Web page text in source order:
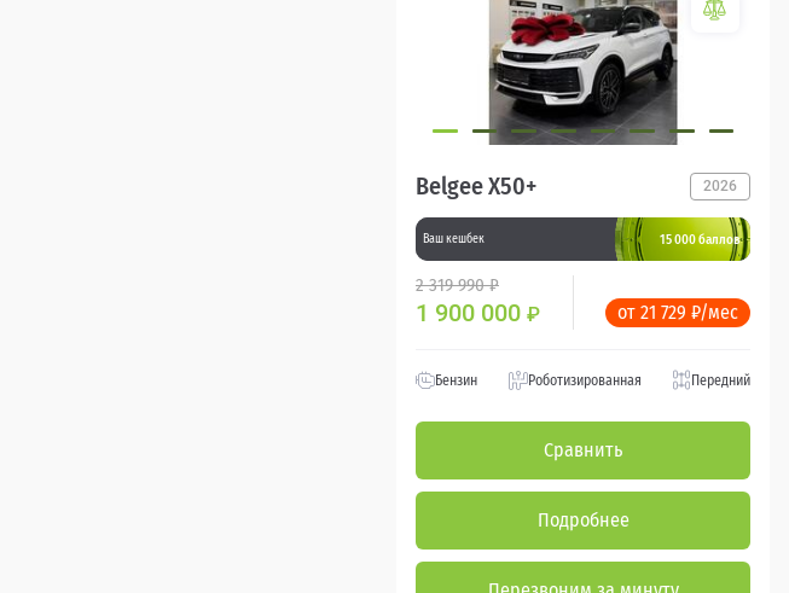
Belgee X50+ 2026
Ваш кешбек 15 000 баллов
2 319 990 ₽
1 900 000 ₽ от 21 729 ₽/мес
Бензин Роботизированная Передний
Сравнить
Подробнее